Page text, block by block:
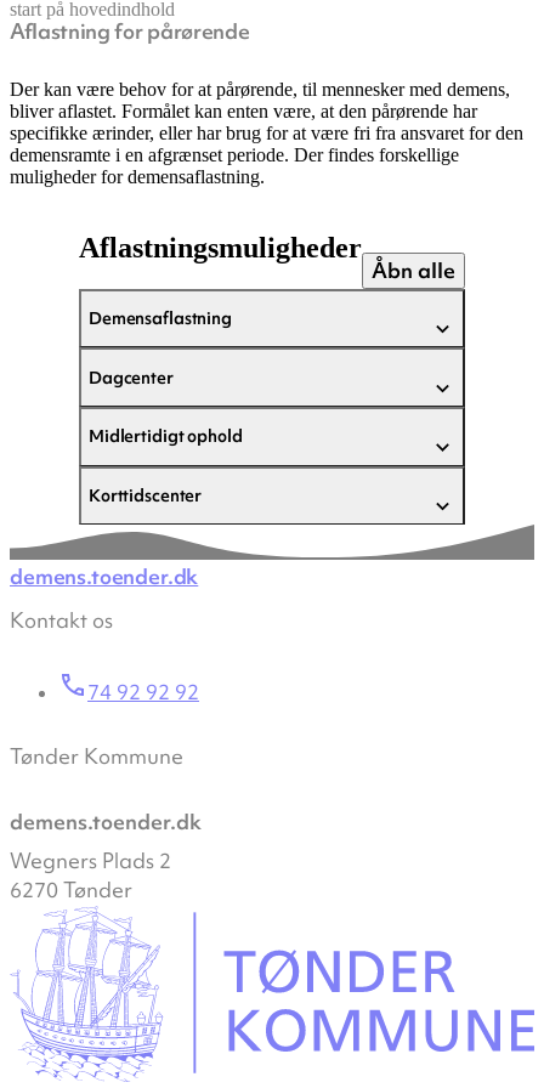
start på hovedindhold
Aflastning for pårørende
senest opdateret 22. maj 2025
Der kan være behov for at pårørende, til mennesker med demens,
bliver aflastet. Formålet kan enten være, at den pårørende har
specifikke ærinder, eller har brug for at være fri fra ansvaret for den
demensramte i en afgrænset periode. Der findes forskellige
muligheder for demensaflastning.
Aflastningsmuligheder
Åbn alle
Demensaflastning
Dagcenter
Midlertidigt ophold
Korttidscenter
demens.toender.dk
Kontakt os
74 92 92 92
Tønder Kommune
demens.toender.dk
Wegners Plads 2
6270 Tønder